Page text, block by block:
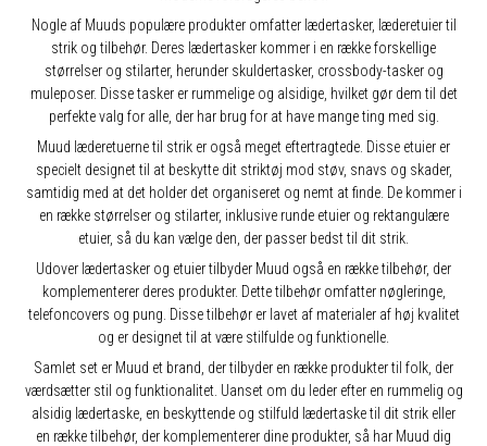
Nogle af Muuds populære produkter omfatter lædertasker, læderetuier til
strik og tilbehør. Deres lædertasker kommer i en række forskellige
størrelser og stilarter, herunder skuldertasker, crossbody-tasker og
muleposer. Disse tasker er rummelige og alsidige, hvilket gør dem til det
perfekte valg for alle, der har brug for at have mange ting med sig.
Muud læderetuerne til strik er også meget eftertragtede. Disse etuier er
specielt designet til at beskytte dit striktøj mod støv, snavs og skader,
samtidig med at det holder det organiseret og nemt at finde. De kommer i
en række størrelser og stilarter, inklusive runde etuier og rektangulære
etuier, så du kan vælge den, der passer bedst til dit strik.
Udover lædertasker og etuier tilbyder Muud også en række tilbehør, der
komplementerer deres produkter. Dette tilbehør omfatter nøgleringe,
telefoncovers og pung. Disse tilbehør er lavet af materialer af høj kvalitet
og er designet til at være stilfulde og funktionelle.
Samlet set er Muud et brand, der tilbyder en række produkter til folk, der
værdsætter stil og funktionalitet. Uanset om du leder efter en rummelig og
alsidig lædertaske, en beskyttende og stilfuld lædertaske til dit strik eller
en række tilbehør, der komplementerer dine produkter, så har Muud dig